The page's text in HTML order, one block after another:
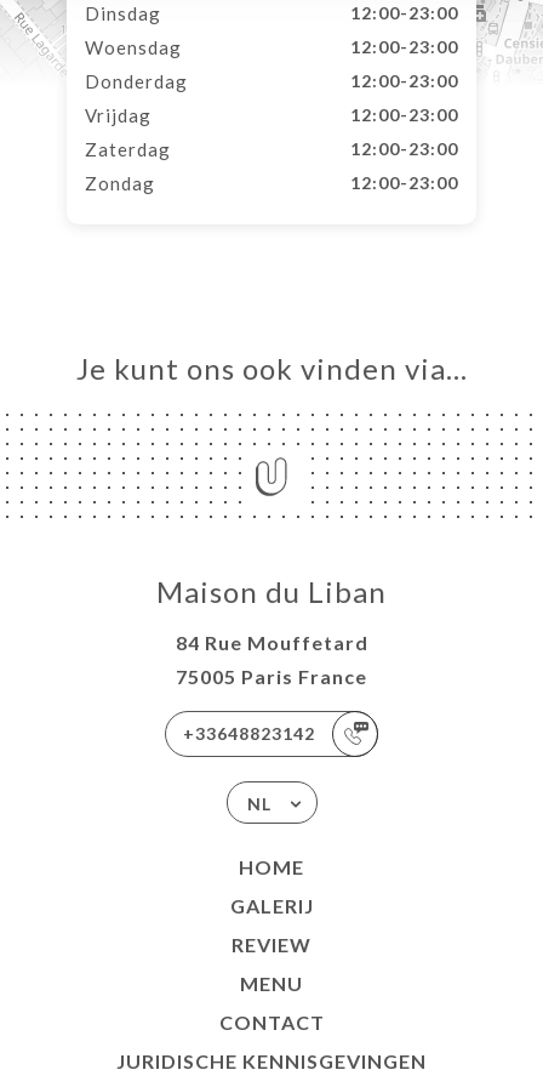
Dinsdag 12:00-23:00
Woensdag 12:00-23:00
Donderdag 12:00-23:00
Vrijdag 12:00-23:00
Zaterdag 12:00-23:00
Zondag 12:00-23:00
Je kunt ons ook vinden via…
Maison du Liban
84 Rue Mouffetard
75005 Paris France
+33648823142
NL
HOME
GALERIJ
REVIEW
MENU
CONTACT
JURIDISCHE KENNISGEVINGEN